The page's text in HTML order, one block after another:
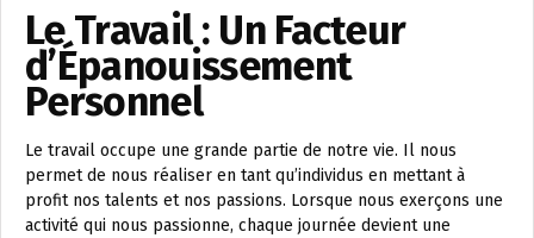
Le Travail : Un Facteur
d’Épanouissement
Personnel
Le travail occupe une grande partie de notre vie. Il nous
permet de nous réaliser en tant qu’individus en mettant à
profit nos talents et nos passions. Lorsque nous exerçons une
activité qui nous passionne, chaque journée devient une